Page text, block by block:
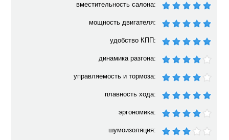
вместительность салона:
мощность двигателя:
удобство КПП:
динамика разгона:
управляемость и тормоза:
плавность хода:
эргономика:
шумоизоляция: